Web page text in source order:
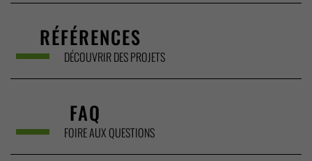
RÉFÉRENCES
DÉCOUVRIR DES PROJETS
FAQ
FOIRE AUX QUESTIONS